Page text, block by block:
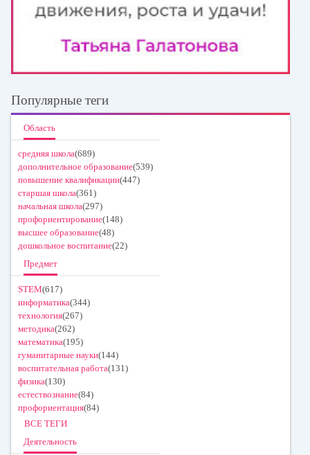
Популярные теги
Область
средняя школа(689)
дополнительное образование(539)
повышение квалификации(447)
старшая школа(361)
начальная школа(297)
профориентирование(148)
высшее образование(48)
дошкольное воспитание(22)
Предмет
STEM(617)
информатика(344)
технология(267)
методика(262)
математика(195)
гуманитарные науки(144)
воспитательная работа(131)
физика(130)
естествознание(84)
профориентация(84)
ВСЕ ТЕГИ
Деятельность